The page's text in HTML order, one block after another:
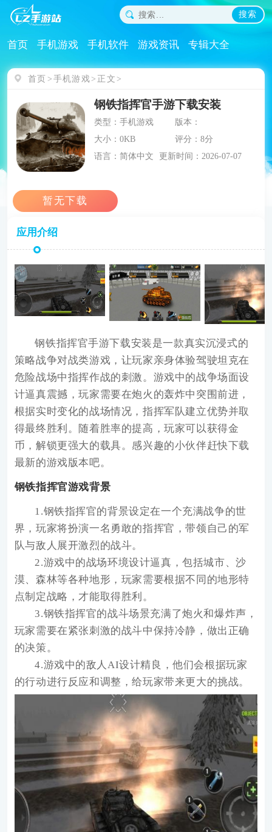
搜索
首页 手机游戏 手机软件 游戏资讯 专辑大全
首页 手机游戏 正文
钢铁指挥官手游下载安装
类型：手机游戏
版本：
大小：0KB
评分：8分
语言：简体中文
更新时间：2026-07-07
应用介绍
钢铁指挥官手游下载安装是一款真实沉浸式的
策略战争对战类游戏，让玩家亲身体验驾驶坦克在
危险战场中指挥作战的刺激。游戏中的战争场面设
计逼真震撼，玩家需要在炮火的轰炸中突围前进，
根据实时变化的战场情况，指挥军队建立优势并取
得最终胜利。随着胜率的提高，玩家可以获得金
币，解锁更强大的载具。感兴趣的小伙伴赶快下载
最新的游戏版本吧。
钢铁指挥官游戏背景
1.钢铁指挥官的背景设定在一个充满战争的世
界，玩家将扮演一名勇敢的指挥官，带领自己的军
队与敌人展开激烈的战斗。
2.游戏中的战场环境设计逼真，包括城市、沙
漠、森林等各种地形，玩家需要根据不同的地形特
点制定战略，才能取得胜利。
3.钢铁指挥官的战斗场景充满了炮火和爆炸声，
玩家需要在紧张刺激的战斗中保持冷静，做出正确
的决策。
4.游戏中的敌人AI设计精良，他们会根据玩家
的行动进行反应和调整，给玩家带来更大的挑战。